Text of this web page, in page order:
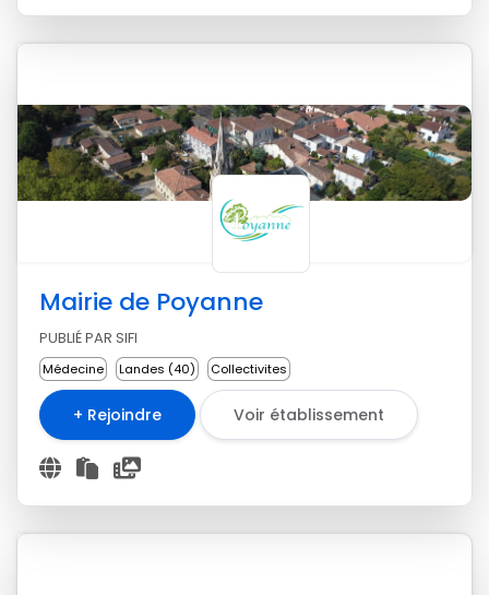
Mairie de Poyanne
PUBLIÉ PAR SIFI
Médecine Landes (40) Collectivites
+ Rejoindre Voir établissement